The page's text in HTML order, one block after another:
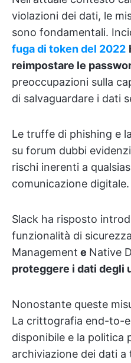
violazioni dei dati, le
sono fondamentali.
fuga di token del 2022
reimpostare le
preoccupazioni sulla
di salvaguardare i dati
Le truffe di phishing e
su forum dubbi
rischi inerenti a
comunicazione digitale.
Slack ha risposto
funzionalità di
Management e Native
proteggere i dati degli
Nonostante queste
La crittografia end-to-
disponibile e la politica
archiviazione dei dati